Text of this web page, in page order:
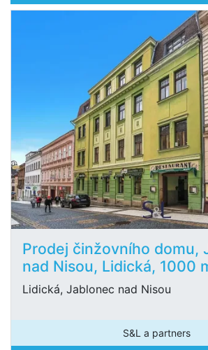
Prodej činžovního domu,
nad Nisou, Lidická, 1000
Lidická, Jablonec nad Nisou
S&L a partners